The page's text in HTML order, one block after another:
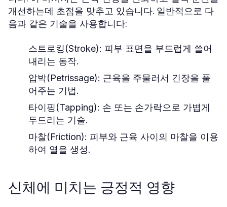
개선하는데 초점을 맞추고 있습니다. 일반적으로 다
음과 같은 기술을 사용합니다:
스트로킹(Stroke): 피부 표면을 부드럽게 쓸어
내리는 동작.
압박(Petrissage): 근육을 주물러서 긴장을 풀
어주는 기법.
타이핑(Tapping): 손 또는 손가락으로 가볍게
두드리는 기술.
마찰(Friction): 피부와 근육 사이의 마찰을 이용
하여 열을 생성.
신체에 미치는 긍정적 영향